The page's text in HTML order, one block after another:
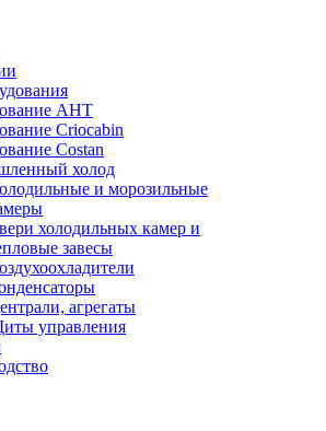
AHT
Criocabin
Costan
холод
и морозильные
холодильных камер и
завесы
агрегаты
управления